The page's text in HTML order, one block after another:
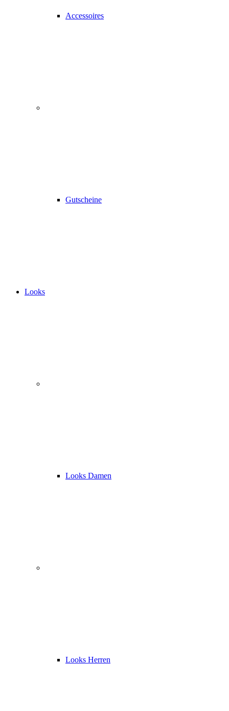
Accessoires
Gutscheine
Looks
Looks Damen
Looks Herren